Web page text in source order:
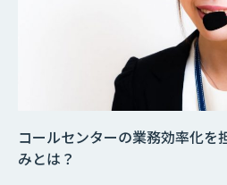
コールセンターの業務効率化を
みとは？